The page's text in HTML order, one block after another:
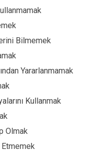
Bilmemek
Yararlanmamak
Kullanmak
Olmak
Etmemek